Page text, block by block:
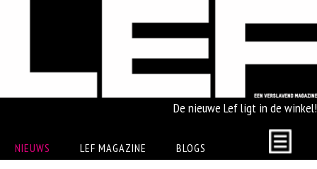
De nieuwe Lef ligt in de winkel!
NIEUWS LEF MAGAZINE BLOGS